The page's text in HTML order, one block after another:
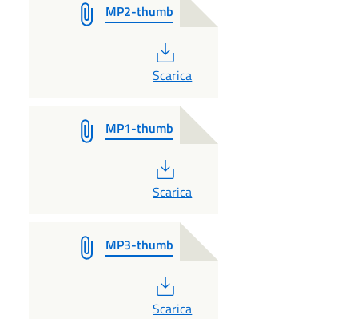
MP2-thumb
PDF
Scarica
MP1-thumb
PDF
Scarica
MP3-thumb
PDF
Scarica